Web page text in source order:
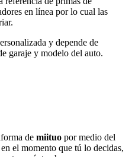
en línea por lo cual las
y depende de
garaje y modelo del auto.
de miituo por medio del
el momento que tú lo decidas,